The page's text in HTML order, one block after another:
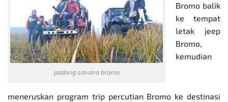
padang savana bromo
Bromo balik
ke tempat
letak jeep
Bromo,
kemudian
meneruskan program trip percutian Bromo ke destinasi